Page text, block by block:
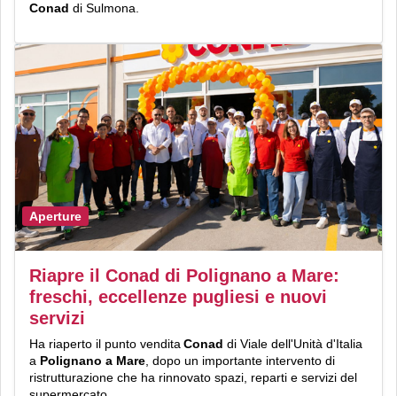
Conad di Sulmona.
Aperture
Riapre il Conad di Polignano a Mare:
freschi, eccellenze pugliesi e nuovi
servizi
Ha riaperto il punto vendita Conad di Viale dell'Unità d'Italia
a Polignano a Mare , dopo un importante intervento di
ristrutturazione che ha rinnovato spazi, reparti e servizi del